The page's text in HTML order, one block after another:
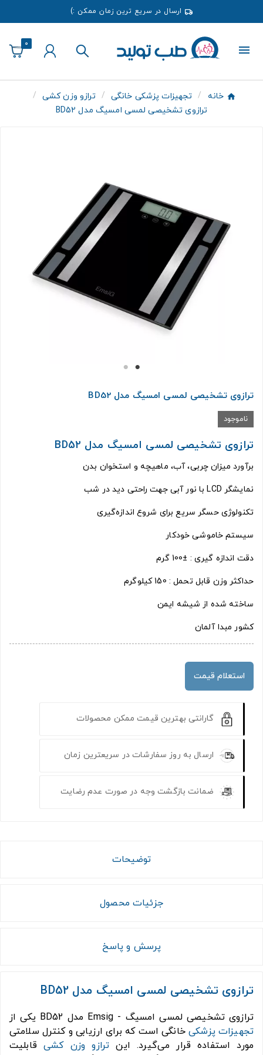
ارسال در سریع ترین زمان ممکن :)
0
خانه تجهیزات پزشکی خانگی
ترازو وزن کشی
ترازوی تشخیصی لمسی امسیگ مدل BD52
ترازوی تشخیصی لمسی امسیگ مدل BD52
ناموجود
ترازوی تشخیصی لمسی امسیگ مدل BD52
برآورد میزان چربی، آب، ماهیچه و استخوان بدن
نمایشگر LCD با نور آبی جهت راحتی دید در شب
تکنولوژی حسگر سریع برای شروع اندازه‌گیری
سیستم خاموشی خودکار
دقت اندازه گیری : ±100 گرم
حداکثر وزن قابل تحمل : 150 کیلوگرم
ساخته شده از شیشه ایمن
کشور مبدا آلمان
استعلام قیمت
گارانتی بهترین قیمت ممکن محصولات
ارسال به روز سفارشات در سریعترین زمان
ضمانت بازگشت وجه در صورت عدم رضایت
توضیحات
جزئیات محصول
پرسش و پاسخ
ترازوی تشخیصی لمسی امسیگ مدل BD52
ترازوی تشخیصی لمسی امسیگ - Emsig مدل BD52 یکی از
تجهیزات پزشکیخانگی است که برای ارزیابی و کنترل سلامتی
مورد استفاده قرار می‌گیرد. این ترازو وزن کشیقابلیت